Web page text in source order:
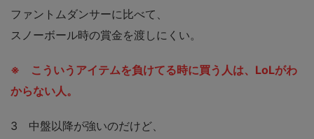
ファントムダンサーに比べて、
スノーボール時の賞金を渡しにくい。
※ こういうアイテムを負けてる時に買う人は、LoLがわ
からない人。
3 中盤以降が強いのだけど、